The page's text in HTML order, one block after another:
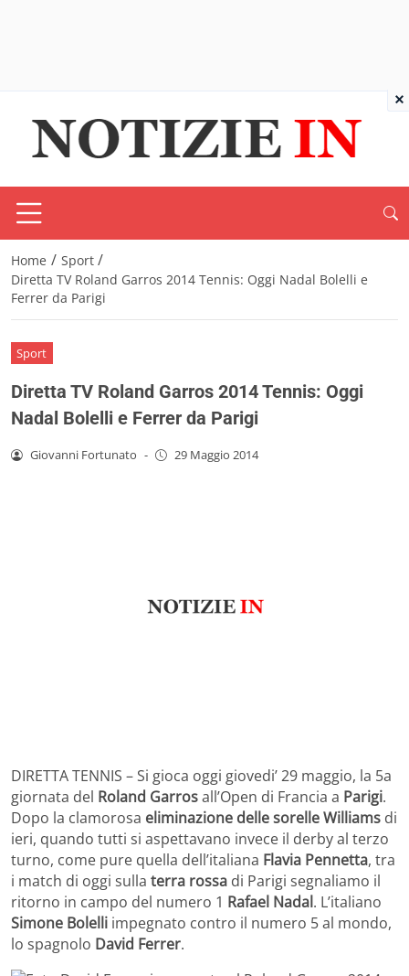
Home / Sport /
Diretta TV Roland Garros 2014 Tennis: Oggi Nadal Bolelli e
Ferrer da Parigi
Sport
Diretta TV Roland Garros 2014 Tennis: Oggi
Nadal Bolelli e Ferrer da Parigi
Giovanni Fortunato - 29 Maggio 2014
DIRETTA TENNIS – Si gioca oggi giovedi’ 29 maggio, la 5a
giornata del Roland Garrosall’Open di Francia a Parigi.
Dopo la clamorosa eliminazione delle sorelle Williams di
ieri, quando tutti si aspettavano invece il derby al terzo
turno, come pure quella dell’italiana Flavia Pennetta, tra
i match di oggi sulla terra rossa di Parigi segnaliamo il
ritorno in campo del numero 1 Rafael Nadal. L’italiano
Simone Bolelli impegnato contro il numero 5 al mondo,
lo spagnolo David Ferrer.
×